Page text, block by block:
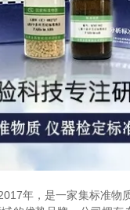
年，是一家集标准物